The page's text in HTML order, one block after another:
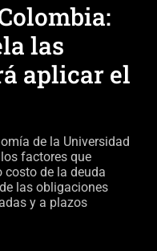
las
aplicar el
de la Universidad
factores que
de la deuda
las obligaciones
y a plazos